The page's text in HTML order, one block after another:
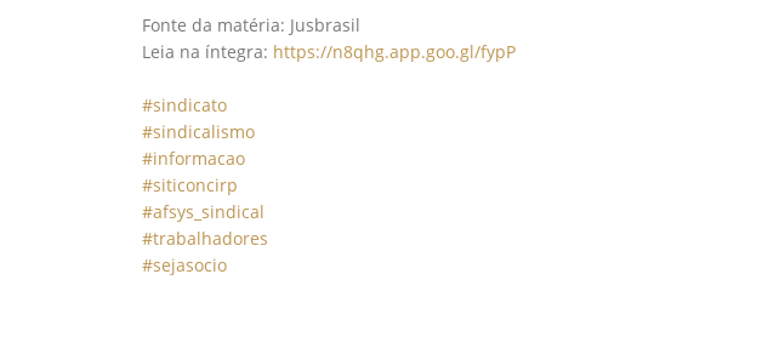
Fonte da matéria: Jusbrasil⠀
Leia na íntegra: https://n8qhg.app.goo.gl/fypP
#sindicato
#sindicalismo
#informacao
#siticoncirp
#afsys_sindical
#trabalhadores
#sejasocio